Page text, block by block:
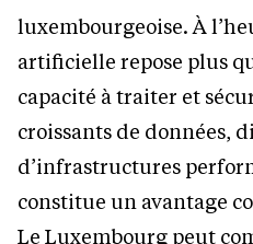
luxembourgeoise. À
artificielle repose plus
capacité à traiter et
croissants de données,
d’infrastructures
constitue un avantage
Le Luxembourg peut